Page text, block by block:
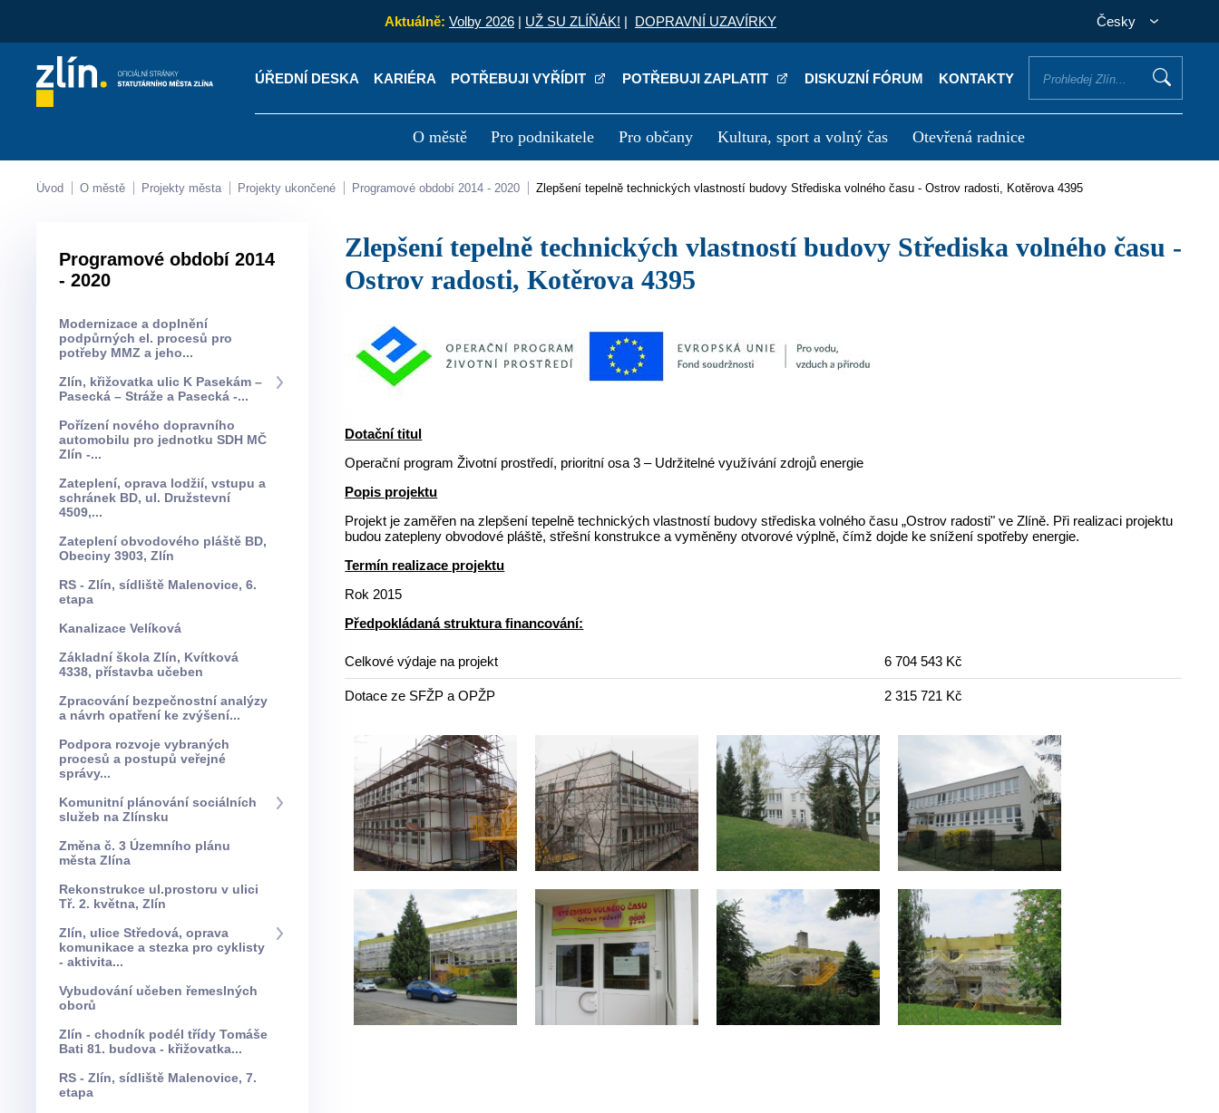
Aktuálně: Volby 2026 | UŽ SU ZLÍŇÁK! | DOPRAVNÍ UZAVÍRKY Česky
ÚŘEDNÍ DESKA KARIÉRA POTŘEBUJI VYŘÍDIT POTŘEBUJI ZAPLATIT DISKUZNÍ FÓRUM KONTAKTY
O městě Pro podnikatele Pro občany Kultura, sport a volný čas Otevřená radnice
Kontakty Úřední deska Kariéra Potřebuji vyřídit Potřebuji zaplatit
Úvod O městě Projekty města Projekty ukončené Programové období 2014 - 2020 Zlepšení tepelně technických vlastností budovy Střediska volného času - Ostrov radosti, Kotěrova 4395
Programové období 2014
- 2020
Modernizace a doplnění
podpůrných el. procesů pro
potřeby MMZ a jeho...
Zlín, křižovatka ulic K Pasekám –
Pasecká – Stráže a Pasecká -...
Pořízení nového dopravního
automobilu pro jednotku SDH MČ
Zlín -...
Zateplení, oprava lodžií, vstupu a
schránek BD, ul. Družstevní
4509,...
Zateplení obvodového pláště BD,
Obeciny 3903, Zlín
RS - Zlín, sídliště Malenovice, 6.
etapa
Kanalizace Velíková
Základní škola Zlín, Kvítková
4338, přístavba učeben
Zpracování bezpečnostní analýzy
a návrh opatření ke zvýšení...
Podpora rozvoje vybraných
procesů a postupů veřejné
správy...
Komunitní plánování sociálních
služeb na Zlínsku
Změna č. 3 Územního plánu
města Zlína
Rekonstrukce ul.prostoru v ulici
Tř. 2. května, Zlín
Zlín, ulice Středová, oprava
komunikace a stezka pro cyklisty
- aktivita...
Vybudování učeben řemeslných
oborů
Zlín - chodník podél třídy Tomáše
Bati 81. budova - křižovatka...
RS - Zlín, sídliště Malenovice, 7.
etapa
Zlepšení tepelně technických vlastností budovy Střediska volného času -
Ostrov radosti, Kotěrova 4395
Dotační titul
Operační program Životní prostředí, prioritní osa 3 – Udržitelné využívání zdrojů energie
Popis projektu
Projekt je zaměřen na zlepšení tepelně technických vlastností budovy střediska volného času „Ostrov radosti" ve Zlíně. Při realizaci projektu
budou zatepleny obvodové pláště, střešní konstrukce a vyměněny otvorové výplně, čímž dojde ke snížení spotřeby energie.
Termín realizace projektu
Rok 2015
Předpokládaná struktura financování:
Celkové výdaje na projekt 6 704 543 Kč
Dotace ze SFŽP a OPŽP 2 315 721 Kč